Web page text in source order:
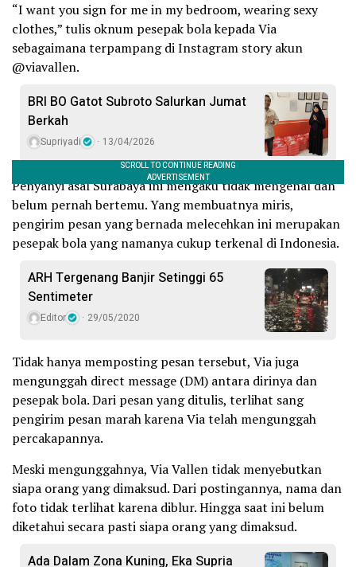
“I want you sign for me in my bedroom, wearing sexy
clothes,” tulis oknum pesepak bola kepada Via
sebagaimana terpampang di Instagram story akun
@viavallen.
BRI BO Gatot Subroto Salurkan Jumat
Berkah
Supriyadi 13/04/2026
Penyanyi asal Surabaya ini mengaku tidak mengenal dan
belum pernah bertemu. Yang membuatnya miris,
pengirim pesan yang bernada melecehkan ini merupakan
pesepak bola yang namanya cukup terkenal di Indonesia.
ARH Tergenang Banjir Setinggi 65
Sentimeter
Editor 29/05/2020
Tidak hanya memposting pesan tersebut, Via juga
mengunggah direct message (DM) antara dirinya dan
pesepak bola. Dari pesan yang ditulis, terlihat sang
pengirim pesan marah karena Via telah mengunggah
percakapannya.
Meski mengunggahnya, Via Vallen tidak menyebutkan
siapa orang yang dimaksud. Dari postingannya, nama dan
foto tidak terlihat karena diblur. Hingga saat ini belum
diketahui secara pasti siapa orang yang dimaksud.
Ada Dalam Zona Kuning, Eka Supria